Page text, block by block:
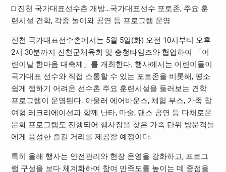
□ 진천 국가대표선수촌 개방…국가대표선수 포토존, 주요 훈
련시설 견학, 각종 놀이와 공연 등 프로그램 운영
진천 국가대표선수촌에서는 5월 5일(화) 오전 10시부터 오후
2시 30분까지 진천군체육회 및 충청타임즈와 협업하여 「어
린이날 한마음 대축제」를 개최한다. 행사에서는 어린이들이
국가대표 선수와 직접 소통할 수 있는 포토존을 비롯해, 평소
쉽게 접하기 어려운 선수촌 주요 훈련시설을 둘러보는 견학
프로그램이 운영된다. 아울러 에어바운스, 체험 부스, 가족 참
여형 레크리에이션과 함께 난타, 마술, 댄스 공연 등 다채로운
문화 프로그램도 진행되어 행사장을 찾은 가족 단위 방문객들
에게 풍성한 즐길 거리를 제공할 예정이다.
특히 올해 행사는 안전관리와 현장 운영을 강화하고, 프로그
램 구성을 보다 체계화하여 참여 만족도를 높이는 데 중점을